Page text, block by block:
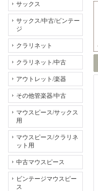
サックス
サックス/中古/ビンテー
ジ
クラリネット
クラリネット/中古
アウトレット/楽器
その他管楽器/中古
マウスピース/サックス
用
マウスピース/クラリネ
ット用
中古マウスピース
ビンテージマウスピー
ス